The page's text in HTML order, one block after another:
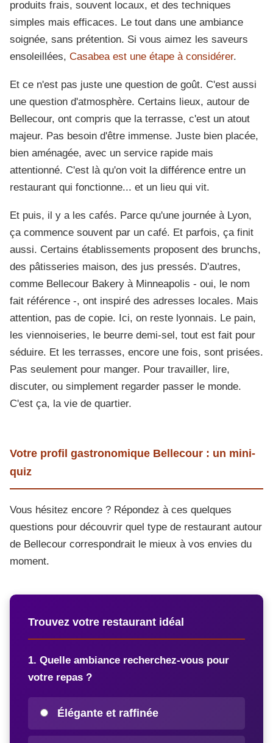
produits frais, souvent locaux, et des techniques
simples mais efficaces. Le tout dans une ambiance
soignée, sans prétention. Si vous aimez les saveurs
ensoleillées, Casabea est une étape à considérer.
Et ce n'est pas juste une question de goût. C'est aussi
une question d'atmosphère. Certains lieux, autour de
Bellecour, ont compris que la terrasse, c'est un atout
majeur. Pas besoin d'être immense. Juste bien placée,
bien aménagée, avec un service rapide mais
attentionné. C'est là qu'on voit la différence entre un
restaurant qui fonctionne... et un lieu qui vit.
Et puis, il y a les cafés. Parce qu'une journée à Lyon,
ça commence souvent par un café. Et parfois, ça finit
aussi. Certains établissements proposent des brunchs,
des pâtisseries maison, des jus pressés. D'autres,
comme Bellecour Bakery à Minneapolis - oui, le nom
fait référence -, ont inspiré des adresses locales. Mais
attention, pas de copie. Ici, on reste lyonnais. Le pain,
les viennoiseries, le beurre demi-sel, tout est fait pour
séduire. Et les terrasses, encore une fois, sont prisées.
Pas seulement pour manger. Pour travailler, lire,
discuter, ou simplement regarder passer le monde.
C'est ça, la vie de quartier.
Votre profil gastronomique Bellecour : un mini-
quiz
Vous hésitez encore ? Répondez à ces quelques
questions pour découvrir quel type de restaurant autour
de Bellecour correspondrait le mieux à vos envies du
moment.
Trouvez votre restaurant idéal
1. Quelle ambiance recherchez-vous pour
votre repas ?
Élégante et raffinée